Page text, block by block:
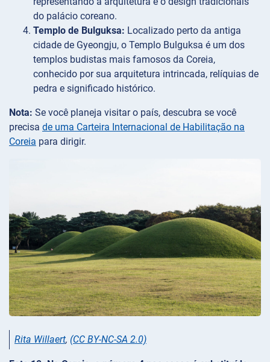
do palácio coreano.
Templo de Bulguksa: Localizado perto da antiga
cidade de Gyeongju, o Templo Bulguksa é um dos
templos budistas mais famosos da Coreia,
conhecido por sua arquitetura intrincada, relíquias de
pedra e significado histórico.
Nota: Se você planeja visitar o país, descubra se você
precisa de uma Carteira Internacional de Habilitação na
Coreia para dirigir.
Rita Willaert, (CC BY-NC-SA 2.0)